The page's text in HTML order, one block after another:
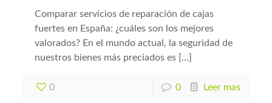
Comparar servicios de reparación de cajas
fuertes en España: ¿cuáles son los mejores
valorados? En el mundo actual, la seguridad de
nuestros bienes más preciados es […]
0 0 Leer mas